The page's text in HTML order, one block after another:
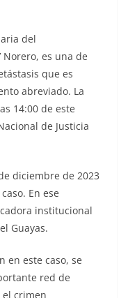
del
Norero, es una de
que es
abreviado. La
14:00 de este
de Justicia
diciembre de 2023
En ese
institucional
Guayas.
en este caso, se
red de
el crimen